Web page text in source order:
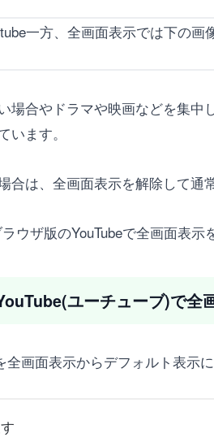
場合やドラマや映画などを集
います。
合は、全画面表示を解除して通
ウザ版のYouTubeで全画面表示
ユーチューブ)で全
全画面表示からデフォルト表示